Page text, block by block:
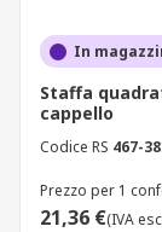
In
Staffa
cappello
Codice RS 467-
Prezzo per 1
21,36 €(IVA